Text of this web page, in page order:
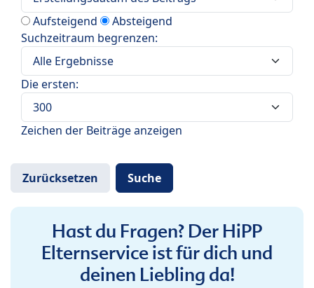
Aufsteigend
Absteigend
Suchzeitraum begrenzen:
Die ersten:
Zeichen der Beiträge anzeigen
Hast du Fragen? Der HiPP
Elternservice ist für dich und
deinen Liebling da!